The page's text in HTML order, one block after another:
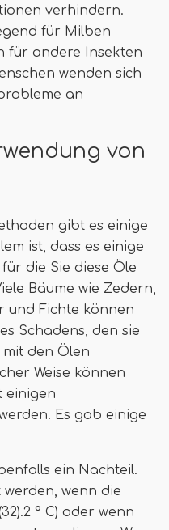
verhindern.
für Milben
für andere Insekten
wenden sich
an
von
gibt es einige
ist, dass es einige
die Sie diese Öle
Bäume wie Zedern,
und Fichte können
Schadens, den sie
den Ölen
Weise können
einigen
Es gab einige
ein Nachteil.
wenn die
° C) oder wenn